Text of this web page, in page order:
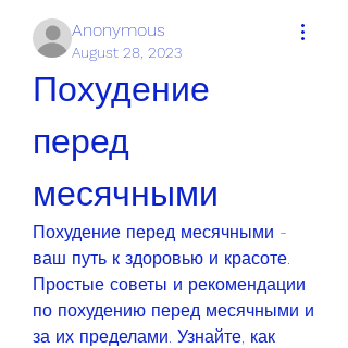
Anonymous
August 28, 2023
Похудение
перед
месячными
Похудение перед месячными -
ваш путь к здоровью и красоте.
Простые советы и рекомендации
по похудению перед месячными и
за их пределами. Узнайте, как